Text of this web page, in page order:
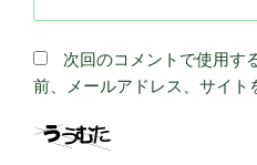
次回のコメントで使用す
前、メールアドレス、サイト